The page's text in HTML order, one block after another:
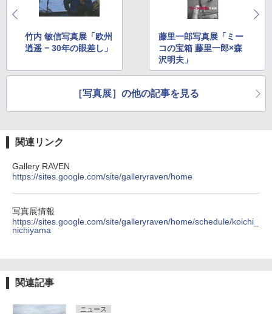
竹内 敏信写真展「欧州
逍遥 − 30年の眼差し」
藤里一郎写真展「ミー
コの宝箱 藤里一郎×森
沢明夫」
［写真展］の他の記事を見る
関連リンク
Gallery RAVEN
https://sites.google.com/site/galleryraven/home
写真展情報
https://sites.google.com/site/galleryraven/home/schedule/koichi_
nichiyama
関連記事
ニュース